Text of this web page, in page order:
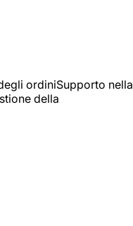
ordiniSupporto nella
della